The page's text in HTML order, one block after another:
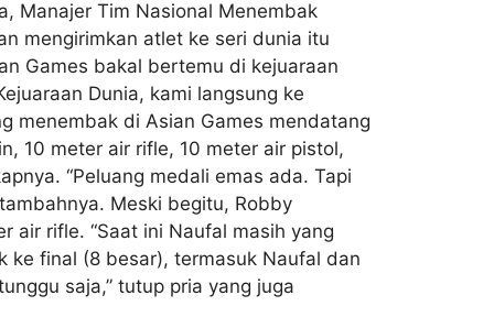
Manajer Tim Nasional Menembak
mengirimkan atlet ke seri dunia itu
Games bakal bertemu di kejuaraan
Dunia, kami langsung ke
menembak di Asian Games mendatang
10 meter air rifle, 10 meter air pistol,
“Peluang medali emas ada. Tapi
Meski begitu, Robby
air rifle. “Saat ini Naufal masih yang
ke final (8 besar), termasuk Naufal dan
saja,” tutup pria yang juga